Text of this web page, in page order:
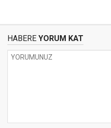
HABERE YORUM KAT